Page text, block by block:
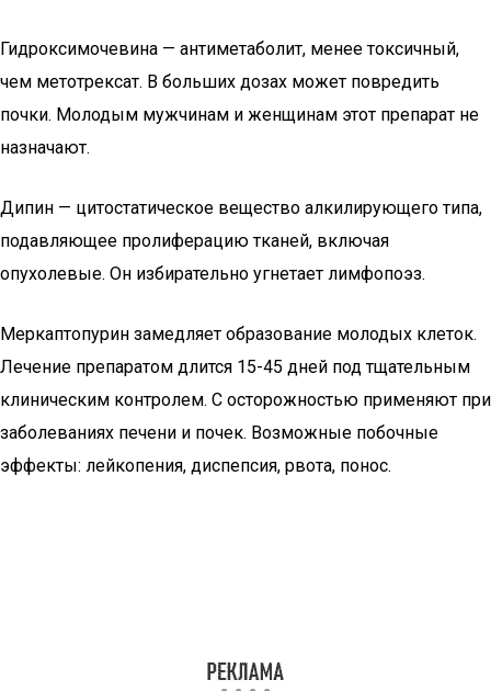
Гидроксимочевина — антиметаболит, менее токсичный,
чем метотрексат. В больших дозах может повредить
почки. Молодым мужчинам и женщинам этот препарат не
назначают.
Дипин — цитостатическое вещество алкилирующего типа,
подавляющее пролиферацию тканей, включая
опухолевые. Он избирательно угнетает лимфопоэз.
Меркаптопурин замедляет образование молодых клеток.
Лечение препаратом длится 15-45 дней под тщательным
клиническим контролем. С осторожностью применяют при
заболеваниях печени и почек. Возможные побочные
эффекты: лейкопения, диспепсия, рвота, понос.